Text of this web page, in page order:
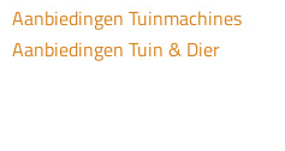
Aanbiedingen Tuinmachines
Aanbiedingen Tuin & Dier